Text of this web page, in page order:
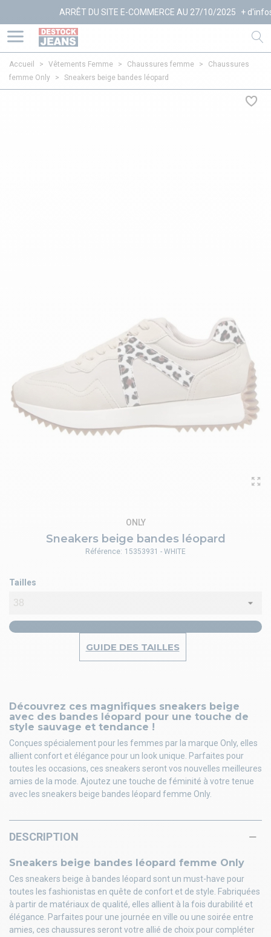
ARRÊT DU SITE E-COMMERCE AU 27/10/2025 + d'infos
Accueil > Vêtements Femme > Chaussures femme >
Chaussures
femme Only
> Sneakers beige bandes léopard
Sneakers beige bandes léopard
ONLY
Découvrez ces magnifiques sneakers beige
avec des bandes léopard pour une touche de
style sauvage et tendance !
Conçues spécialement pour les femmes par la marque Only, elles
allient confort et élégance pour un look unique. Parfaites pour
toutes les occasions, ces sneakers seront vos nouvelles meilleures
amies de la mode. Ajoutez une touche de féminité à votre tenue
avec les sneakers beige bandes léopard femme Only.
Tailles
GUIDE DES TAILLES
Référence: 15353931 - WHITE
DESCRIPTION
Sneakers beige bandes léopard femme Only
Ces sneakers beige à bandes léopard sont un must-have pour
toutes les fashionistas en quête de confort et de style. Fabriquées
à partir de matériaux de qualité, elles allient à la fois durabilité et
élégance. Parfaites pour une journée en ville ou une soirée entre
amies, ces chaussures seront votre allié de choix pour compléter